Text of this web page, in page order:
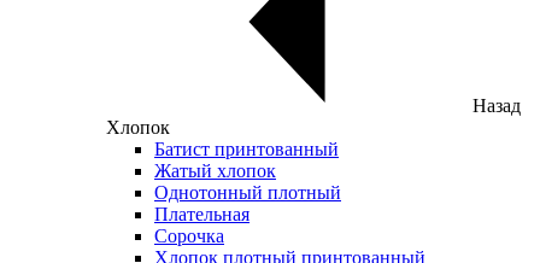
Назад
Хлопок
Батист принтованный
Жатый хлопок
Однотонный плотный
Плательная
Сорочка
Хлопок плотный принтованный